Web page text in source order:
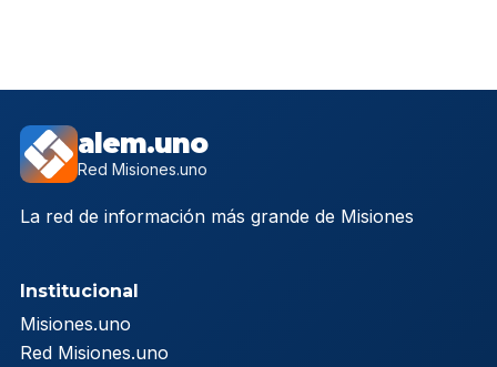
alem.uno
Red Misiones.uno
La red de información más grande de Misiones
Institucional
Misiones.uno
Red Misiones.uno